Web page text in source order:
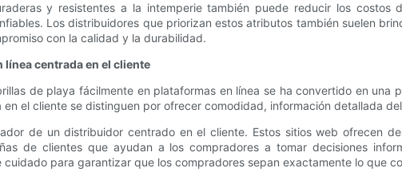
y resistentes a la intemperie también puede reducir los costos
Los distribuidores que priorizan estos atributos también suelen
con la calidad y la durabilidad.
centrada en el cliente
de playa fácilmente en plataformas en línea se ha convertido en una
el cliente se distinguen por ofrecer comodidad, información detallada
de un distribuidor centrado en el cliente. Estos sitios web ofrecen
de clientes que ayudan a los compradores a tomar decisiones
para garantizar que los compradores sepan exactamente lo que